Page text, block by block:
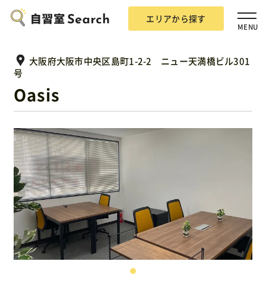
エリアから探す
MENU
エリアから探す
自習室Searchとは？
掲載希望の方
広告掲載について
大阪府大阪市中央区島町1-2-2 ニュー天満橋ビル301
号
Oasis